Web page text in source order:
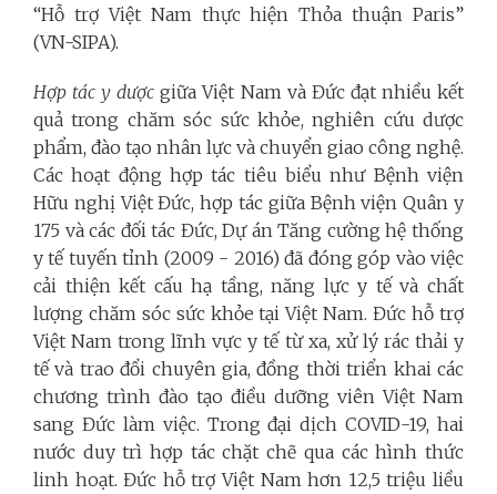
“Hỗ trợ Việt Nam thực hiện Thỏa thuận Paris”
(VN-SIPA).
Hợp tác y dược giữa Việt Nam và Đức đạt nhiều kết
quả trong chăm sóc sức khỏe, nghiên cứu dược
phẩm, đào tạo nhân lực và chuyển giao công nghệ.
Các hoạt động hợp tác tiêu biểu như Bệnh viện
Hữu nghị Việt Đức, hợp tác giữa Bệnh viện Quân y
175 và các đối tác Đức, Dự án Tăng cường hệ thống
y tế tuyến tỉnh (2009 - 2016) đã đóng góp vào việc
cải thiện kết cấu hạ tầng, năng lực y tế và chất
lượng chăm sóc sức khỏe tại Việt Nam. Đức hỗ trợ
Việt Nam trong lĩnh vực y tế từ xa, xử lý rác thải y
tế và trao đổi chuyên gia, đồng thời triển khai các
chương trình đào tạo điều dưỡng viên Việt Nam
sang Đức làm việc. Trong đại dịch COVID-19, hai
nước duy trì hợp tác chặt chẽ qua các hình thức
linh hoạt. Đức hỗ trợ Việt Nam hơn 12,5 triệu liều